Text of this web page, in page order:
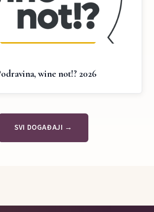
wine not!? 2026
SVI DOGAĐAJI →